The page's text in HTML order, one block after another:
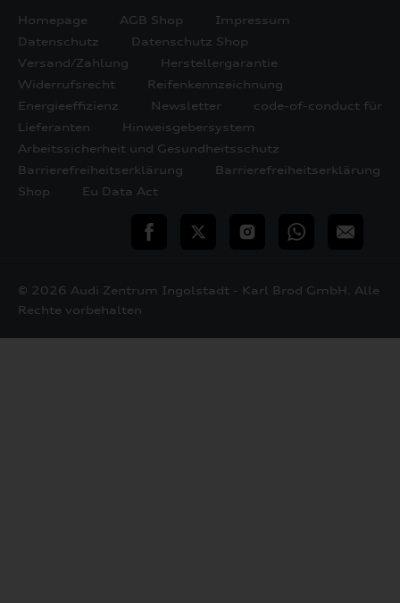
Homepage AGB Shop
Impressum
Datenschutz
Datenschutz Shop
Versand/Zahlung
Herstellergarantie
Widerrufsrecht
Reifenkennzeichnung
Energieeffizienz
Newsletter
code-of-conduct für
Lieferanten
Hinweisgebersystem
Arbeitssicherheit und Gesundheitsschutz
Barrierefreiheitserklärung
Barrierefreiheitserklärung
Shop
Eu Data Act
teilen Twitter InstagramWhatsApp
E-
© 2026 Audi Zentrum Ingolstadt - Karl Brod GmbH. Alle
Rechte vorbehalten